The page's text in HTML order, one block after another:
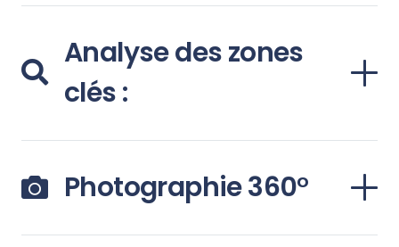
Analyse des zones
clés :
Photographie 360°